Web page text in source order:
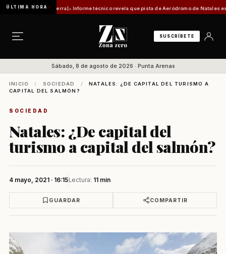
ÚLTIMA HORA
Guerra] Informe técnico revela que pista de Aeródromo de Natales está en categoría
SUSCRÍBETE
Sábado, 8 de agosto de 2026 · Punta Arenas
INICIO / SOCIEDAD /
NATALES: ¿DE CAPITAL DEL TURISMO A
CAPITAL DEL SALMÓN?
SOCIEDAD
Natales: ¿De capital del
turismo a capital del salmón?
4 mayo, 2021 · 16:15Lectura: 11 min
GUARDAR COMPARTIR